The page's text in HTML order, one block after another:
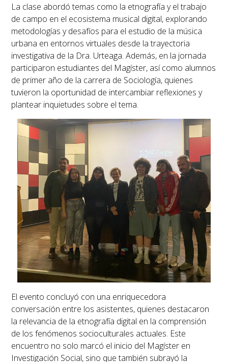
La clase abordó temas como la etnografía y el trabajo
de campo en el ecosistema musical digital, explorando
metodologías y desafíos para el estudio de la música
urbana en entornos virtuales desde la trayectoria
investigativa de la Dra. Urteaga. Además, en la jornada
participaron estudiantes del Magíster, así como alumnos
de primer año de la carrera de Sociología, quienes
tuvieron la oportunidad de intercambiar reflexiones y
plantear inquietudes sobre el tema.
El evento concluyó con una enriquecedora
conversación entre los asistentes, quienes destacaron
la relevancia de la etnografía digital en la comprensión
de los fenómenos socioculturales actuales. Este
encuentro no solo marcó el inicio del Magíster en
Investigación Social, sino que también subrayó la